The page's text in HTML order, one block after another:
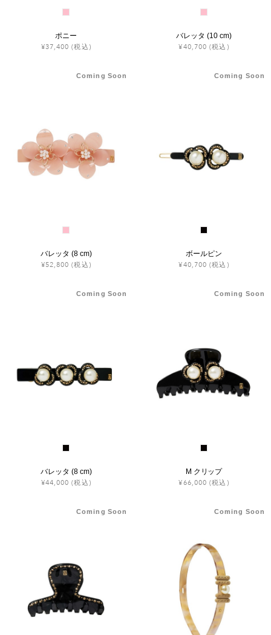
ポニー
¥37,400 (税込)
バレッタ (10 cm)
¥40,700 (税込)
Coming Soon
バレッタ (8 cm)
¥52,800 (税込)
Coming Soon
ボールピン
¥40,700 (税込)
Coming Soon
バレッタ (8 cm)
¥44,000 (税込)
Coming Soon
M クリップ
¥66,000 (税込)
Coming Soon Coming Soon